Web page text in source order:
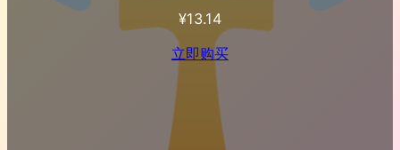
¥13.14
立即购买